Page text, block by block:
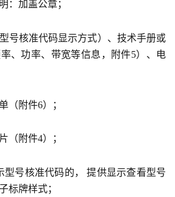
：加盖公章；
号核准代码显示方式）、技术手册或
、功率、带宽等信息，附件5）、电
（附件6）；
（附件4）；
型号核准代码的， 提供显示查看型号
标牌样式；